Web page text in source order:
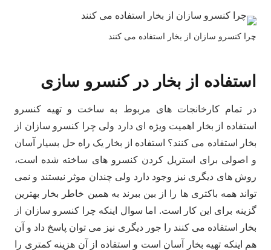
چرا کنسرو سازان از بخار استفاده می کنند
استفاده از بخار در کنسرو سازی
در تمام کارخانجات های مربوط به ساخت و تهیه کنسرو
استفاده از بخار اهمیت ویژه ای دارد ولی چرا کنسرو سازان از
بخار استفاده می کنند؟ استفاده از بخار یک راه حل بسیار آسان
و اصولی برای استریل کردن کنسرو های ساخته شده است،
روش های دیگری نیز وجود دارد ولی چندان موثر نیستند و نمی
تواند همه باکتری ها را از بین ببرند به همین خاطر بخار بهترین
گزینه برای این کار است. اما سوال اینکه چرا کنسرو سازان از
بخار استفاده می کنند را جور دیگری نیز می توان پاسخ داد و آن
هم اینکه تهیه بخار آسان است و استفاده از آن هزینه کمتری را